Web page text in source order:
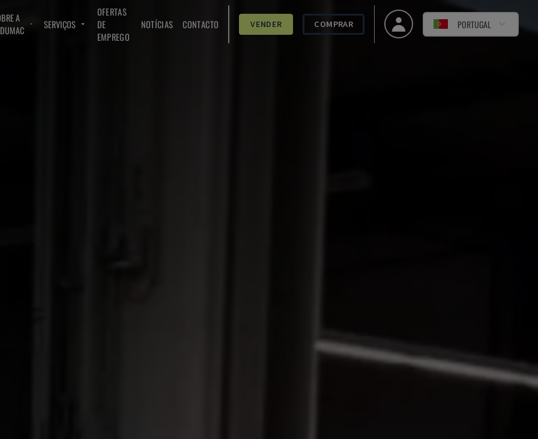
A
SERVIÇOS
OFERTAS
DE
EMPREGO
NOTÍCIAS CONTACTO VENDER COMPRAR PORTUGAL